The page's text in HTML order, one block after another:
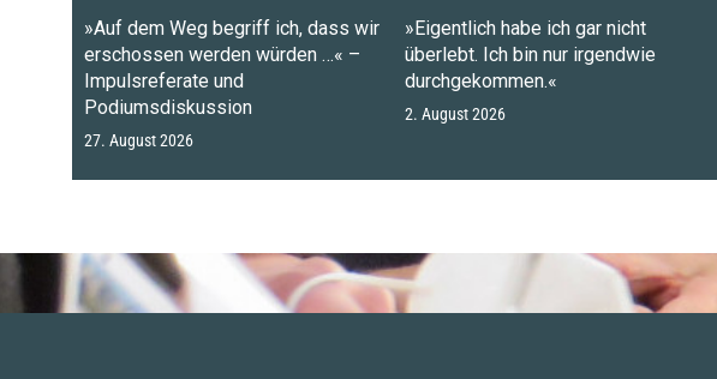
»Auf dem Weg begriff ich, dass wir
erschossen werden würden …« –
Impulsreferate und
Podiumsdiskussion
27. August 2026
»Eigentlich habe ich gar nicht
überlebt. Ich bin nur irgendwie
durchgekommen.«
2. August 2026